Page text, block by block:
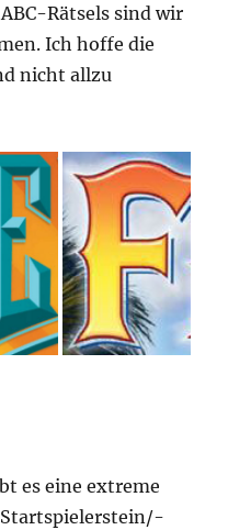
Rätsels sind wir
Ich hoffe die
nicht allzu
es eine extreme